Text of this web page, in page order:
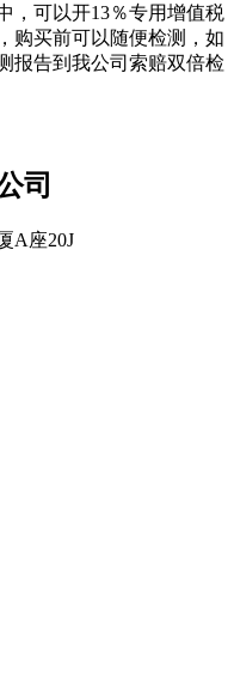
，可以开13％专用增值税
购买前可以随便检测，如
报告到我公司索赔双倍检
司
A座20J